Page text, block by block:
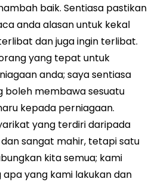
baik. Sentiasa pastikan
anda alasan untuk kekal
dan juga ingin terlibat.
yang tepat untuk
anda; saya sentiasa
boleh membawa sesuatu
kepada perniagaan.
yang terdiri daripada
sangat mahir, tetapi satu
kita semua; kami
yang kami lakukan dan